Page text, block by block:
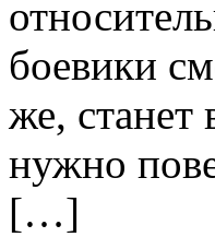
боевики
же,
нужно
[…]